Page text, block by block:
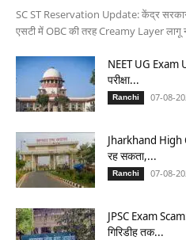
SC ST Reservation Update: केंद्र
एसटी में OBC की तरह Creamy Layer लागू
NEET UG Exam
परीक्षा...
Ranchi 07-08-
Jharkhand High
रह सकता,...
Ranchi 07-08-
JPSC Exam
गिरिडीह तक...